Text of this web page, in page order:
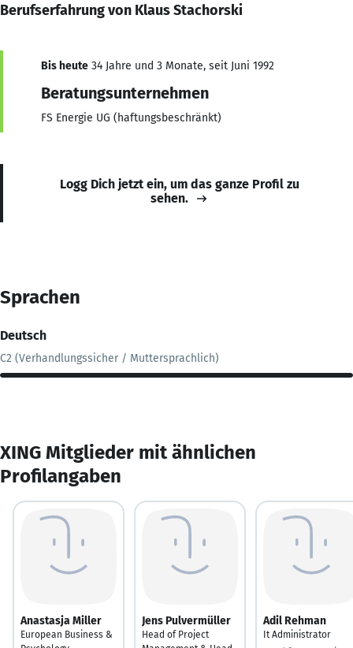
Berufserfahrung von Klaus Stachorski
Bis heute 34 Jahre und 3 Monate, seit Juni 1992
Beratungsunternehmen
FS Energie UG (haftungsbeschränkt)
Logg Dich jetzt ein, um das ganze Profil zu
sehen.
Sprachen
Deutsch
C2 (Verhandlungssicher / Muttersprachlich)
XING Mitglieder mit ähnlichen
Profilangaben
Anastasja Miller
European Business &
Jens Pulvermüller
Head of Project
Adil Rehman
It Administrator